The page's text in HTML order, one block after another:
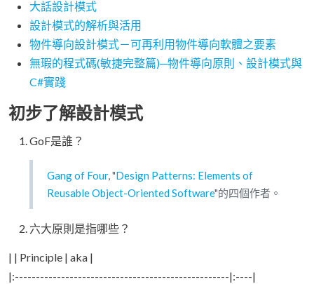
大話設計模式
設計模式的解析與活用
物件導向設計模式－可再利用物件導向軟體之要素
無瑕的程式碼(敏捷完整篇)─物件導向原則、設計模式與
C#實踐
初步了解設計模式
GoF是誰？
Gang of Four, "Design Patterns: Elements of
Reusable Object-Oriented Software"的四個作者。
六大原則是指哪些？
| | Principle | aka |
|:---------------------------------------------------|:----|